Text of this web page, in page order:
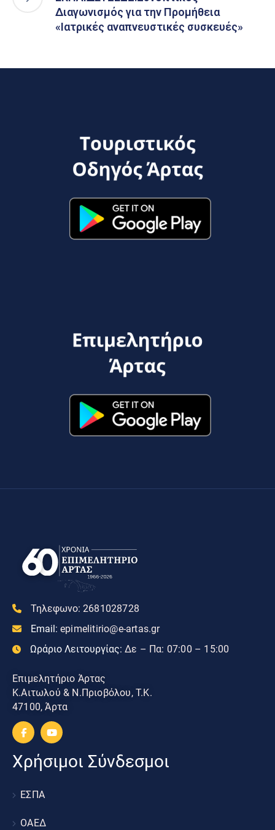
Διαγωνισμός για την Προμήθεια
«Iατρικές αναπνευστικές συσκευές»
Τηλεφωνο: 2681028728
Email: epimelitirio@e-artas.gr
Ωράριο Λειτουργίας: Δε – Πα: 07:00 – 15:00
Επιμελητήριο Άρτας
Κ.Αιτωλού & Ν.Πριοβόλου, Τ.Κ.
47100, Άρτα
Χρήσιμοι Σύνδεσμοι
ΕΣΠΑ
ΟΑΕΔ